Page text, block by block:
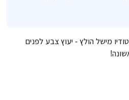
מישל הולץ - יעוץ צבע לפנים